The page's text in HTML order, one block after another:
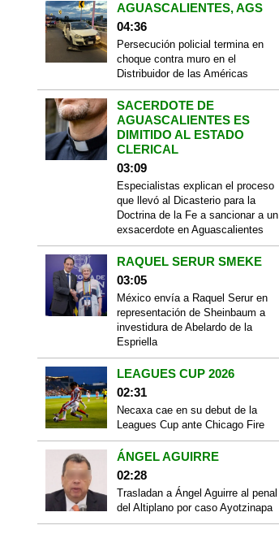
AGUASCALIENTES, AGS
04:36
Persecución policial termina en
choque contra muro en el
Distribuidor de las Américas
SACERDOTE DE
AGUASCALIENTES ES
DIMITIDO AL ESTADO
CLERICAL
03:09
Especialistas explican el proceso
que llevó al Dicasterio para la
Doctrina de la Fe a sancionar a un
exsacerdote en Aguascalientes
RAQUEL SERUR SMEKE
03:05
México envía a Raquel Serur en
representación de Sheinbaum a
investidura de Abelardo de la
Espriella
LEAGUES CUP 2026
02:31
Necaxa cae en su debut de la
Leagues Cup ante Chicago Fire
ÁNGEL AGUIRRE
02:28
Trasladan a Ángel Aguirre al penal
del Altiplano por caso Ayotzinapa